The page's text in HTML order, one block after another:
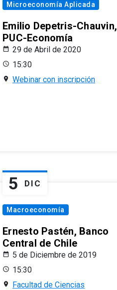
Microeconomía Aplicada
Emilio Depetris-Chauvin,
PUC-Economía
29 de Abril de 2020
15:30
Webinar con inscripción
5 DIC
Macroeconomía
Ernesto Pastén, Banco
Central de Chile
5 de Diciembre de 2019
15:30
Facultad de Ciencias